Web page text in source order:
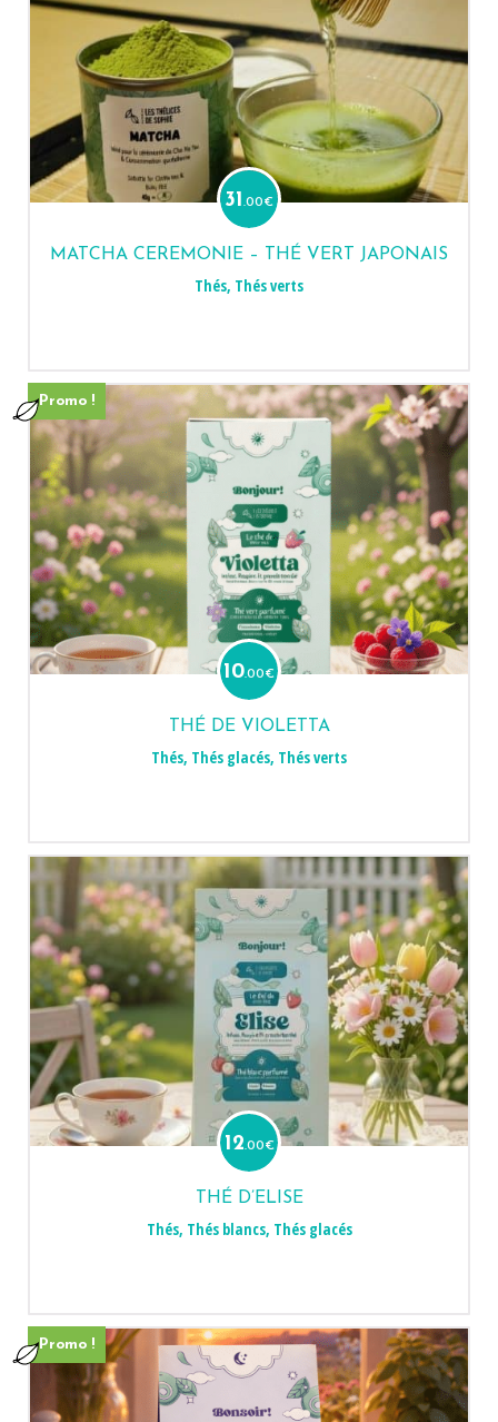
31 .00€
MATCHA CEREMONIE – THÉ VERT JAPONAIS
Thés, Thés verts
Promo !
10.00€
THÉ DE VIOLETTA
Thés, Thés glacés, Thés verts
12.00€
THÉ D’ELISE
Thés, Thés blancs, Thés glacés
Promo !